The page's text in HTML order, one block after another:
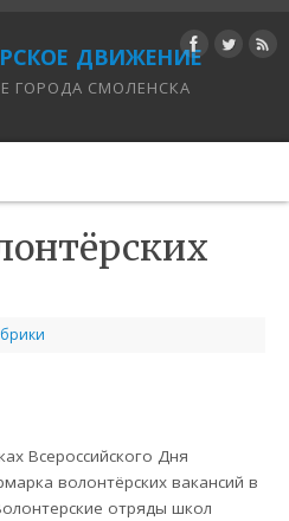
движение
ГОРОДА СМОЛЕНСКА
Всероссийского Дня
волонтёрских вакансий в
отряды школ